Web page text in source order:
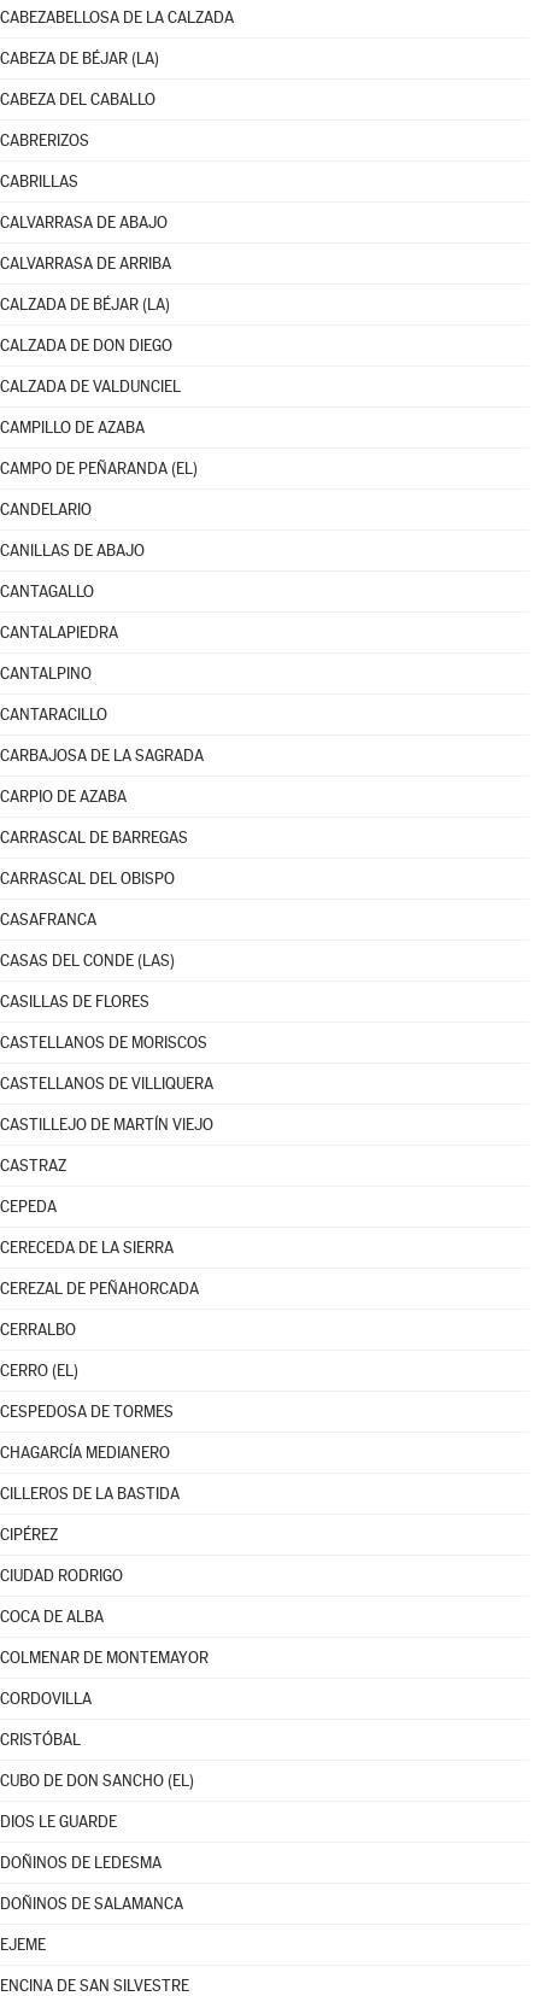
CABEZABELLOSA DE LA CALZADA
CABEZA DE BÉJAR (LA)
CABEZA DEL CABALLO
CABRERIZOS
CABRILLAS
CALVARRASA DE ABAJO
CALVARRASA DE ARRIBA
CALZADA DE BÉJAR (LA)
CALZADA DE DON DIEGO
CALZADA DE VALDUNCIEL
CAMPILLO DE AZABA
CAMPO DE PEÑARANDA (EL)
CANDELARIO
CANILLAS DE ABAJO
CANTAGALLO
CANTALAPIEDRA
CANTALPINO
CANTARACILLO
CARBAJOSA DE LA SAGRADA
CARPIO DE AZABA
CARRASCAL DE BARREGAS
CARRASCAL DEL OBISPO
CASAFRANCA
CASAS DEL CONDE (LAS)
CASILLAS DE FLORES
CASTELLANOS DE MORISCOS
CASTELLANOS DE VILLIQUERA
CASTILLEJO DE MARTÍN VIEJO
CASTRAZ
CEPEDA
CERECEDA DE LA SIERRA
CEREZAL DE PEÑAHORCADA
CERRALBO
CERRO (EL)
CESPEDOSA DE TORMES
CHAGARCÍA MEDIANERO
CILLEROS DE LA BASTIDA
CIPÉREZ
CIUDAD RODRIGO
COCA DE ALBA
COLMENAR DE MONTEMAYOR
CORDOVILLA
CRISTÓBAL
CUBO DE DON SANCHO (EL)
DIOS LE GUARDE
DOÑINOS DE LEDESMA
DOÑINOS DE SALAMANCA
EJEME
ENCINA DE SAN SILVESTRE